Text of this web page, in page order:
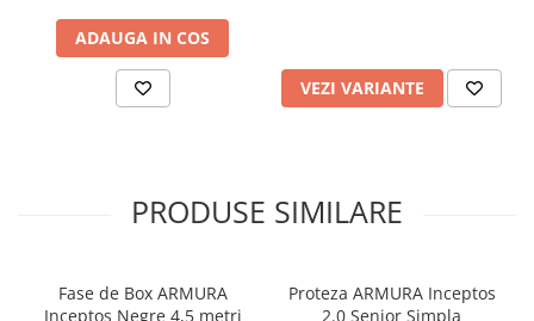
ADAUGA IN COS
VEZI VARIANTE
PRODUSE SIMILARE
Fase de Box ARMURA
Inceptos Negre 4,5 metri
Proteza ARMURA Inceptos
2.0 Senior Simpla